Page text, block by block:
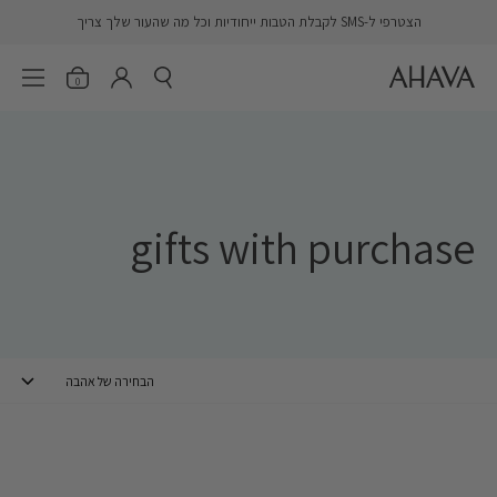
הצטרפי ל-SMS לקבלת הטבות ייחודיות וכל מה שהעור שלך צריך
פתח חיפוש פתיחת0 פתח
gifts with purchase